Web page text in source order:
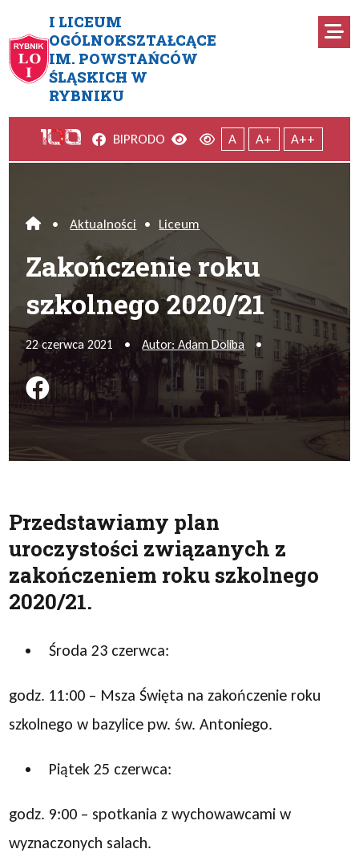
I LICEUM
OGÓLNOKSZTAŁCĄCE
IM. POWSTAŃCÓW
ŚLĄSKICH W
RYBNIKU
Zakończenie roku szkolnego
Facebook
BIPRODO Wersja kontrastowa
Wersja domyślna
A A+ A++
Home
• Aktualności • Liceum
Zakończenie roku
szkolnego 2020/21
22 czerwca 2021 • Autor: Adam Doliba •
Podziel się na FB
Przedstawiamy plan
uroczystości związanych z
zakończeniem roku szkolnego
2020/21.
Środa 23 czerwca:
godz. 11:00 – Msza Święta na zakończenie roku
szkolnego w bazylice pw. św. Antoniego.
Piątek 25 czerwca:
godz. 9:00 – spotkania z wychowawcami w
wyznaczonych salach.